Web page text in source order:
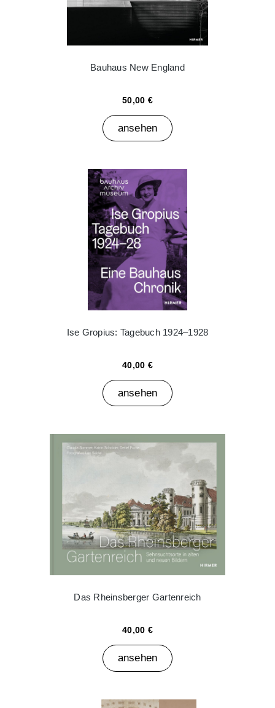
Bauhaus New England
50,00 €
ansehen
Ise Gropius: Tagebuch 1924–1928
40,00 €
ansehen
Das Rheinsberger Gartenreich
40,00 €
ansehen